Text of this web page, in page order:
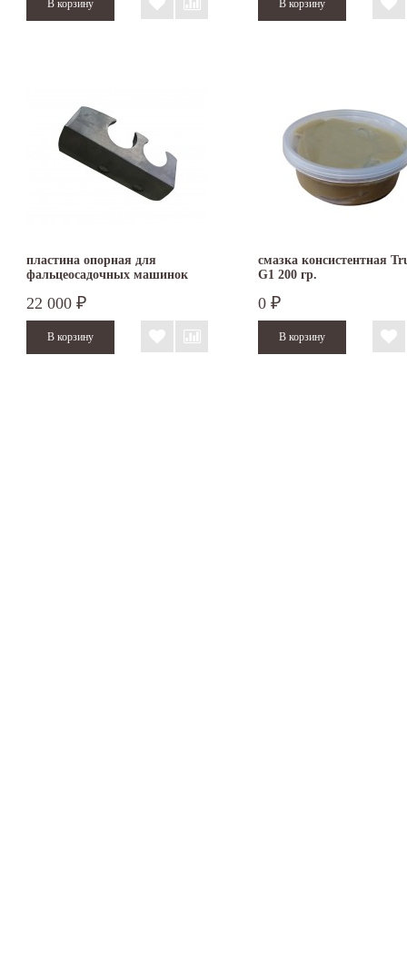
пластина опорная для
фальцеосадочных машинок
22 000 ₽
смазка консистентная
G1 200 гр.
0 ₽